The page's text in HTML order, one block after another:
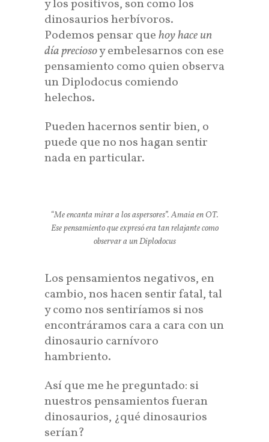
y los positivos, son como los
dinosaurios herbívoros.
Podemos pensar quehoy hace un
día preciosoy embelesarnos con ese
pensamiento como quien observa
un Diplodocus comiendo
helechos.
Pueden hacernos sentir bien, o
puede que no nos hagan sentir
nada en particular.
“Me encanta mirar a los aspersores”. Amaia en OT.
Ese pensamiento que expresó era tan relajante como
observar a un Diplodocus
Los pensamientos negativos, en
cambio, nos hacen sentir fatal, tal
y como nos sentiríamos si nos
encontráramos cara a cara con un
dinosaurio carnívoro
hambriento.
Así que me he preguntado: si
nuestros pensamientos fueran
dinosaurios, ¿qué dinosaurios
serían?